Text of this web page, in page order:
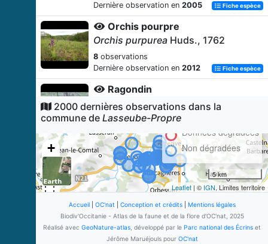
Dernière observation en 2005 Fiche espèce
Orchis pourpre
Orchis purpurea Huds., 1762
8 observations
Dernière observation en 2012 Fiche espèce
Ragondin
Myocastor coypus(Molina, 1782)
7observations
Himantoglosse bouc
Himantoglossum hircinum (L.)
Spreng., 1826
7observations
Dernière observation en2005 Fiche espèce
Agrion de Vander Linden
Erythromma lindenii(Selys-
2000 dernières observations dans la
commune de Lasseube-Propre
+
Données dégradées
Non dégradées
5 km
Leaflet | © IGN, Limites territoire
Accueil| OC'nat| Conception et crédits| Mentions légales
Biodiv'Occitanie - Atlas de la faune et de la flore d'OC'nat, 2025
Réalisé avec GeoNature-atlas , développé par le Parc national des Écrins et
Jérôme Maruéjouls pour OC'nat